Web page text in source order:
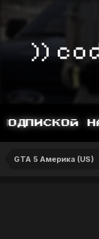
НА
GTA 5 Америка (US)